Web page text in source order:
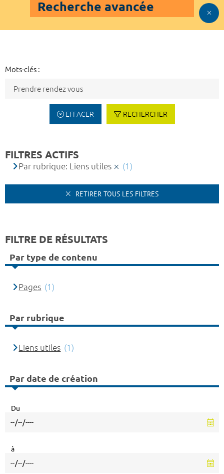
Recherche avancée
Mots-clés :
EFFACER RECHERCHER
FILTRES ACTIFS
Par rubrique: Liens utiles (1)
RETIRER TOUS LES FILTRES
FILTRE DE RÉSULTATS
Par type de contenu
Pages (1)
Par rubrique
Liens utiles (1)
Par date de création
Du
à